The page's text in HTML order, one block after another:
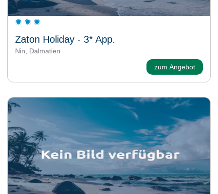
Zaton Holiday - 3* App.
Nin, Dalmatien
zum Angebot